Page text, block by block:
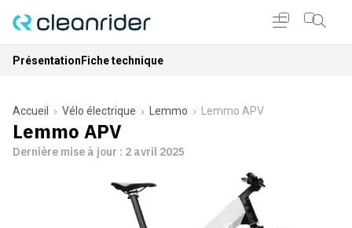
Présentation Fiche technique
Accueil Vélo électrique Lemmo Lemmo APV
Lemmo APV
Dernière mise à jour : 2 avril 2025